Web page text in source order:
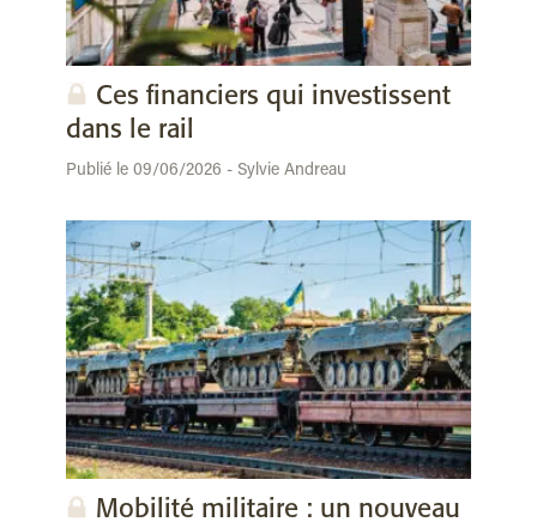
Ces financiers qui investissent
dans le rail
Publié le 09/06/2026 - Sylvie Andreau
Mobilité militaire : un nouveau